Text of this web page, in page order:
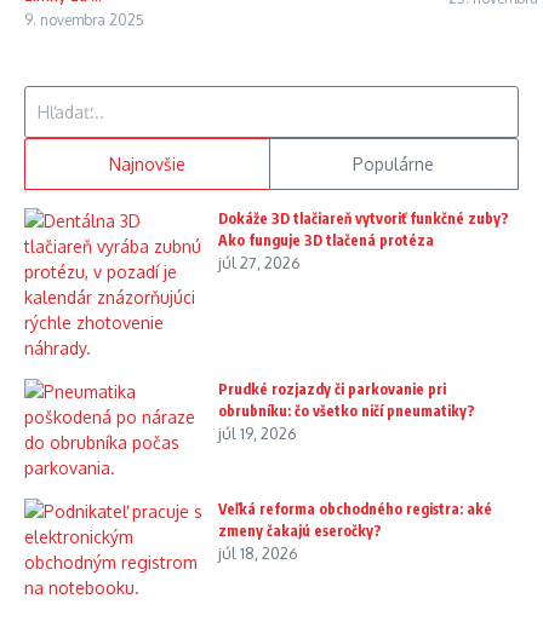
9. novembra 2025
Najnovšie Populárne
Dokáže 3D tlačiareň vytvoriť funkčné zuby?
Ako funguje 3D tlačená protéza
júl 27, 2026
Prudké rozjazdy či parkovanie pri
obrubníku: čo všetko ničí pneumatiky?
júl 19, 2026
Veľká reforma obchodného registra: aké
zmeny čakajú eseročky?
júl 18, 2026